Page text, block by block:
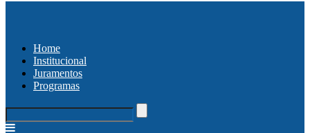
Home
Institucional
Juramentos
Programas